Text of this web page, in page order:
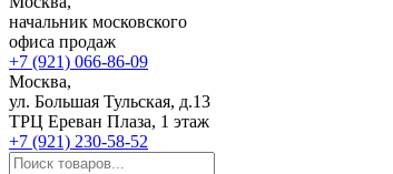
начальник московского
офиса продаж
+7 (921) 066-86-09
Москва,
ул. Большая Тульская, д.13
ТРЦ Ереван Плаза, 1 этаж
+7 (921) 230-58-52